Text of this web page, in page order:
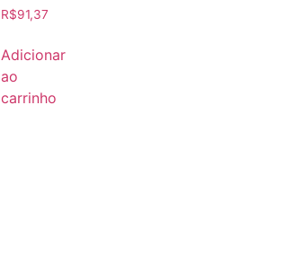
R$91,37
Adicionar
ao
carrinho